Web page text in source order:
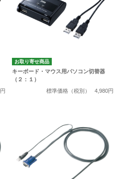
お取り寄せ商品
キーボード・マウス用パソコン切替器
（２：１）
標準価格（税別）
4,980円